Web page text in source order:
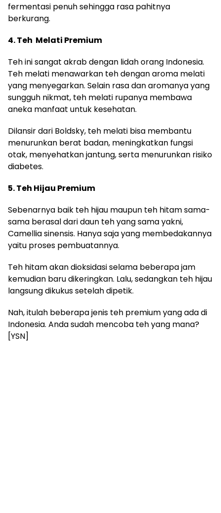
fermentasi penuh sehingga rasa pahitnya
berkurang.
4. Teh Melati Premium
Teh ini sangat akrab dengan lidah orang Indonesia.
Teh melati menawarkan teh dengan aroma melati
yang menyegarkan. Selain rasa dan aromanya yang
sungguh nikmat, teh melati rupanya membawa
aneka manfaat untuk kesehatan.
Dilansir dari Boldsky, teh melati bisa membantu
menurunkan berat badan, meningkatkan fungsi
otak, menyehatkan jantung, serta menurunkan risiko
diabetes.
5. Teh Hijau Premium
Sebenarnya baik teh hijau maupun teh hitam sama-
sama berasal dari daun teh yang sama yakni,
Camellia sinensis. Hanya saja yang membedakannya
yaitu proses pembuatannya.
Teh hitam akan dioksidasi selama beberapa jam
kemudian baru dikeringkan. Lalu, sedangkan teh hijau
langsung dikukus setelah dipetik.
Nah, itulah beberapa jenis teh premium yang ada di
Indonesia. Anda sudah mencoba teh yang mana?
[YSN]